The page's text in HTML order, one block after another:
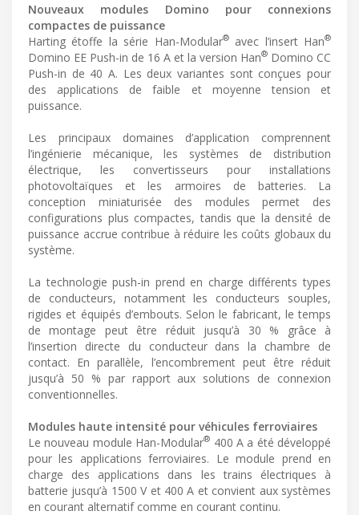
Nouveaux modules Domino pour connexions
compactes de puissance
Harting étoffe la série Han-Modular®avec l’insert Han®
Domino EE Push-in de 16 A et la version Han® Domino CC
Push-in de 40 A. Les deux variantes sont conçues pour
des applications de faible et moyenne tension et
puissance.
Les principaux domaines d’application comprennent
l’ingénierie mécanique, les systèmes de distribution
électrique, les convertisseurs pour installations
photovoltaïques et les armoires de batteries. La
conception miniaturisée des modules permet des
configurations plus compactes, tandis que la densité de
puissance accrue contribue à réduire les coûts globaux du
système.
La technologie push-in prend en charge différents types
de conducteurs, notamment les conducteurs souples,
rigides et équipés d’embouts. Selon le fabricant, le temps
de montage peut être réduit jusqu’à 30 % grâce à
l’insertion directe du conducteur dans la chambre de
contact. En parallèle, l’encombrement peut être réduit
jusqu’à 50 % par rapport aux solutions de connexion
conventionnelles.
Modules haute intensité pour véhicules ferroviaires
Le nouveau module Han-Modular® 400 A a été développé
pour les applications ferroviaires. Le module prend en
charge des applications dans les trains électriques à
batterie jusqu’à 1500 V et 400 A et convient aux systèmes
en courant alternatif comme en courant continu.